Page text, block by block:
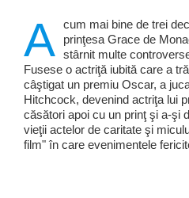
A cum mai bine de trei
prinţesa Grace de
stârnit multe
Fusese o actriţă iubită care a
câştigat un premiu Oscar, a
Hitchcock, devenind actriţa lui
căsători apoi cu un prinţ şi a-şi
vieţii actelor de caritate şi
film" în care evenimentele